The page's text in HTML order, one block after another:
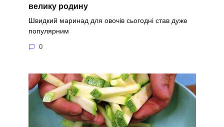
велику родину
Швидкий маринад для овочів сьогодні став дуже
популярним
0